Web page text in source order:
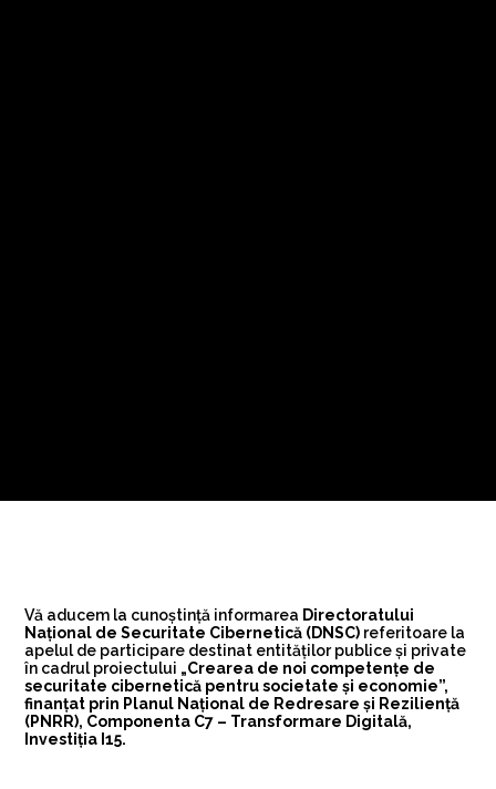
Vă aducem la cunoștință informarea Directoratului
Național de Securitate Cibernetică (DNSC) referitoare la
apelul de participare destinat entităților publice și private
în cadrul proiectului „Crearea de noi competențe de
securitate cibernetică pentru societate și economie”,
finanțat prin Planul Național de Redresare și Reziliență
(PNRR), Componenta C7 – Transformare Digitală,
Investiția I15.